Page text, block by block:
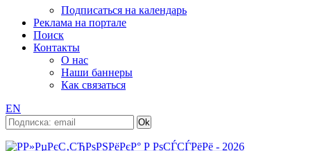
Подписаться на календарь
Реклама на портале
Поиск
Контакты
О нас
Наши баннеры
Как связаться
EN